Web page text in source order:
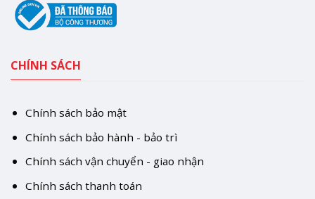
CHÍNH SÁCH
Chính sách bảo mật
Chính sách bảo hành - bảo trì
Chính sách vận chuyển - giao nhận
Chính sách thanh toán